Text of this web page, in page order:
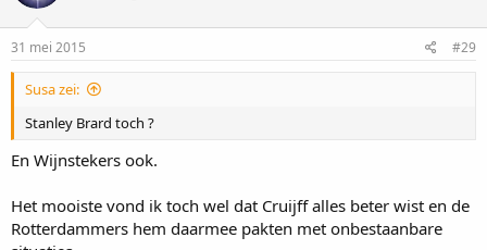
31 mei 2015 #29
Susa zei:
Stanley Brard toch ?
En Wijnstekers ook.
Het mooiste vond ik toch wel dat Cruijff alles beter wist en de
Rotterdammers hem daarmee pakten met onbestaanbare